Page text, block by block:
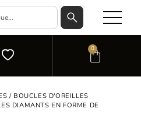
0
/ BOUCLES D'OREILLES
DIAMANTS EN FORME DE